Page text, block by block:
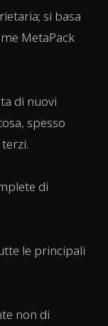
si basa
MetaPack
di nuovi
spesso
di
le principali
non di